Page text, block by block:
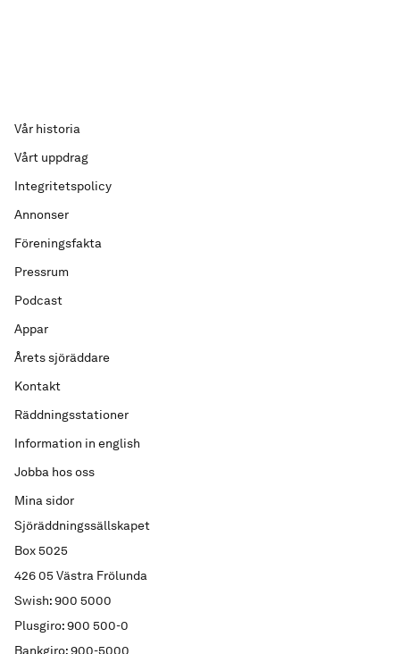
Sjöräddningssällskapet
Box 5025
426 05 Västra Frölunda
Swish: 900 5000
Plusgiro: 900 500-0
Bankgiro: 900-5000
Vår historia
Vårt uppdrag
Integritetspolicy
Annonser
Föreningsfakta
Pressrum
Podcast
Appar
Årets sjöräddare
Kontakt
Räddningsstationer
Information in english
Jobba hos oss
Mina sidor